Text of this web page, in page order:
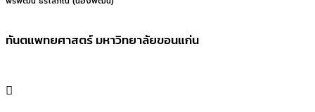
ทันตแพทยศาสตร์ มหาวิทยาลัยขอนแก่น